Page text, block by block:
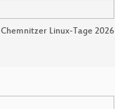
Chemnitzer Linux-Tage 2026